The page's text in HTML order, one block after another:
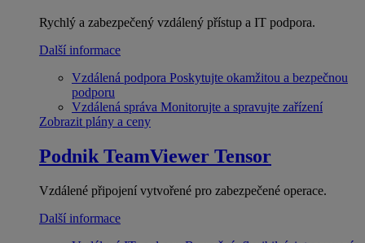
Rychlý a zabezpečený vzdálený přístup a IT podpora.
Další informace
Vzdálená podpora Poskytujte okamžitou a bezpečnou
podporu
Vzdálená správa Monitorujte a spravujte zařízení
Zobrazit plány a ceny
Podnik TeamViewer Tensor
Vzdálené připojení vytvořené pro zabezpečené operace.
Další informace